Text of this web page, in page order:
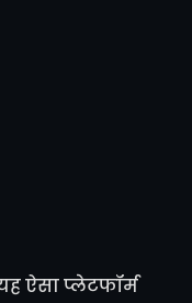
ऐसा प्लेटफॉर्म